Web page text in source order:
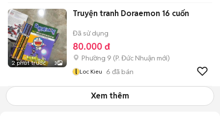
2 phút trước 3
Truyện tranh Doraemon 16 cuốn
Đã sử dụng
80.000 đ
Phường 9 (P. Đức Nhuận mới)
l Loc Kieu 6 đã bán
Xem thêm